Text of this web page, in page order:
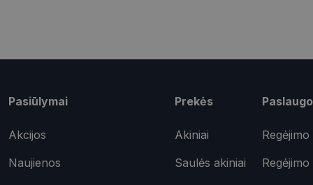
Pasiūlymai
Akcijos
Naujienos
Prekės
Akiniai
Saulės akiniai
Pavadinimas
_ga